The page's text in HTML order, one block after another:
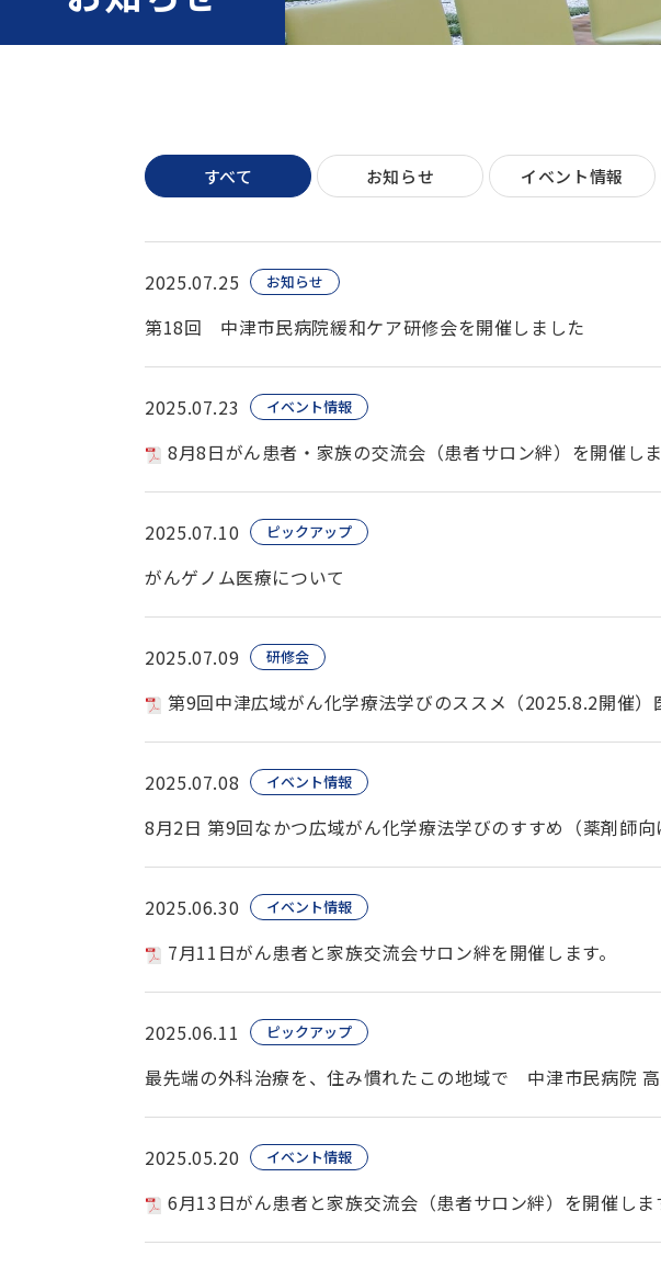
すべて お知らせ イベント情報
2025.07.25 お知らせ
第18回 中津市民病院緩和ケア研修会を開催しました
2025.07.23 イベント情報
8月8日がん患者・家族の交流会（患者サロン絆）を開催しま
2025.07.10 ピックアップ
がんゲノム医療について
2025.07.09 研修会
第9回中津広域がん化学療法学びのススメ（2025.8.2開催
2025.07.08 イベント情報
8月2日 第9回なかつ広域がん化学療法学びのすすめ（薬剤師向
2025.06.30 イベント情報
7月11日がん患者と家族交流会サロン絆を開催します。
2025.06.11 ピックアップ
最先端の外科治療を、住み慣れたこの地域で 中津市民病院
2025.05.20 イベント情報
6月13日がん患者と家族交流会（患者サロン絆）を開催しま